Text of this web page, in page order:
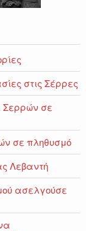
στις Σέρρες
Σερρών σε
σε πληθυσμό
Λεβαντή
ασελγούσε